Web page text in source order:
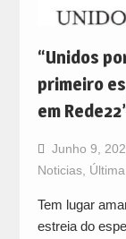
“Unidos
primeiro
em
Junho 9,
Noticias,
Tem lugar
estreia do